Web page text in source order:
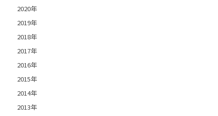
2020年
2019年
2018年
2017年
2016年
2015年
2014年
2013年